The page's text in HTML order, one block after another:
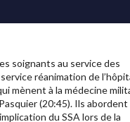
soignants au service des
réanimation de
mènent à la médecine
(20:45). Ils abordent
du SSA lors de la